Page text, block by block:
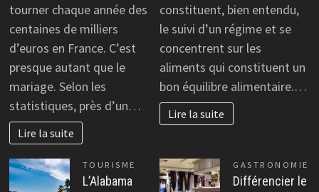
tourner chaque année des
centaines de milliers
d’euros en France. C’est
presque autant que le
mariage. Selon les
statistiques, près d’un…
Lire la suite
constituent, bien entendu,
le suivi d’un régime et se
concentrent sur les
aliments qui constituent un
bon équilibre alimentaire.…
Lire la suite
TOURISME
L’Alabama
GASTRONOMIE
Différencier le